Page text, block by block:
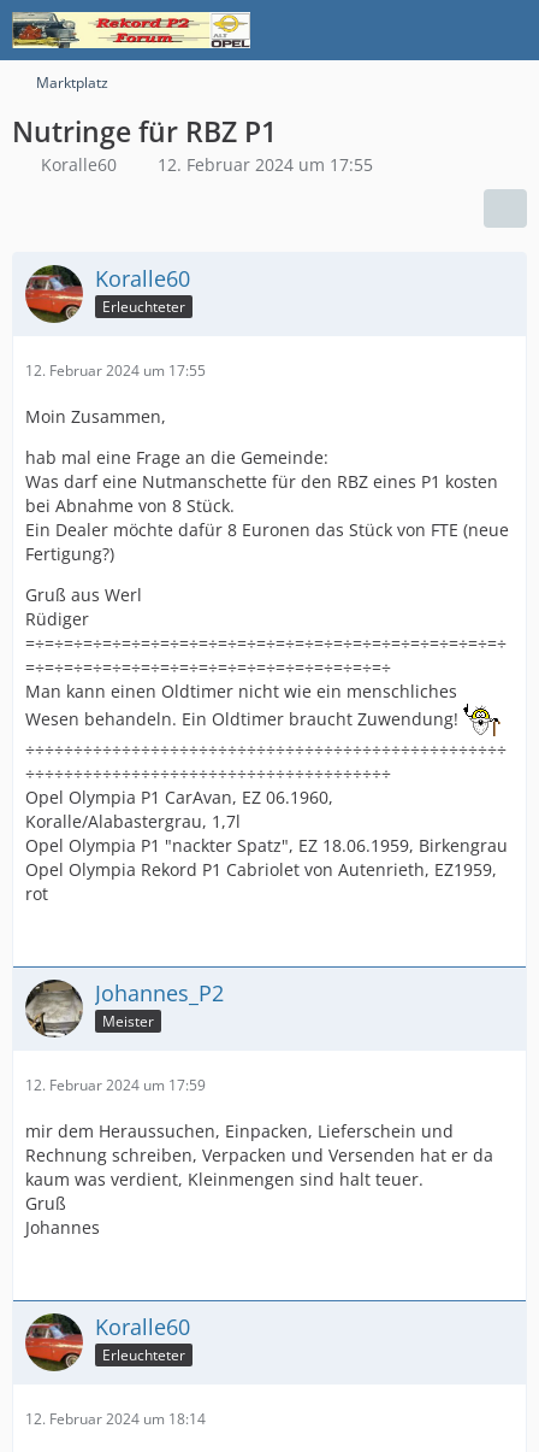
Marktplatz
Nutringe für RBZ P1
Koralle60 12. Februar 2024 um 17:55
Koralle60
Erleuchteter
12. Februar 2024 um 17:55
Moin Zusammen,
hab mal eine Frage an die Gemeinde:
Was darf eine Nutmanschette für den RBZ eines P1 kosten
bei Abnahme von 8 Stück.
Ein Dealer möchte dafür 8 Euronen das Stück von FTE (neue
Fertigung?)
Gruß aus Werl
Rüdiger
=÷=÷=÷=÷=÷=÷=÷=÷=÷=÷=÷=÷=÷=÷=÷=÷=÷=÷=÷=÷=÷=÷=÷=÷=÷
=÷=÷=÷=÷=÷=÷=÷=÷=÷=÷=÷=÷=÷=÷=÷=÷=÷=÷=÷
Man kann einen Oldtimer nicht wie ein menschliches
Wesen behandeln. Ein Oldtimer braucht Zuwendung!
÷÷÷÷÷÷÷÷÷÷÷÷÷÷÷÷÷÷÷÷÷÷÷÷÷÷÷÷÷÷÷÷÷÷÷÷÷÷÷÷÷÷÷÷÷÷÷÷÷÷
÷÷÷÷÷÷÷÷÷÷÷÷÷÷÷÷÷÷÷÷÷÷÷÷÷÷÷÷÷÷÷÷÷÷÷÷÷÷
Opel Olympia P1 CarAvan, EZ 06.1960,
Koralle/Alabastergrau, 1,7l
Opel Olympia P1 "nackter Spatz", EZ 18.06.1959, Birkengrau
Opel Olympia Rekord P1 Cabriolet von Autenrieth, EZ1959,
rot
Johannes_P2
Meister
12. Februar 2024 um 17:59
mir dem Heraussuchen, Einpacken, Lieferschein und
Rechnung schreiben, Verpacken und Versenden hat er da
kaum was verdient, Kleinmengen sind halt teuer.
Gruß
Johannes
Koralle60
Erleuchteter
12. Februar 2024 um 18:14